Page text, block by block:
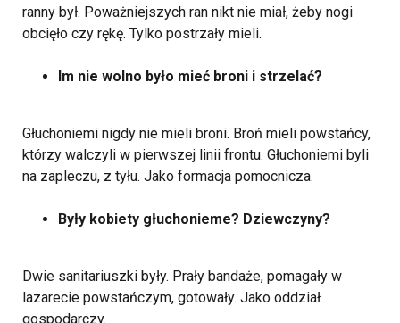
ranny był. Poważniejszych ran nikt nie miał, żeby nogi
obcięło czy rękę. Tylko postrzały mieli.
Im nie wolno było mieć broni i strzelać?
Głuchoniemi nigdy nie mieli broni. Broń mieli powstańcy,
którzy walczyli w pierwszej linii frontu. Głuchoniemi byli
na zapleczu, z tyłu. Jako formacja pomocnicza.
Były kobiety głuchonieme? Dziewczyny?
Dwie sanitariuszki były. Prały bandaże, pomagały w
lazarecie powstańczym, gotowały. Jako oddział
gospodarczy.